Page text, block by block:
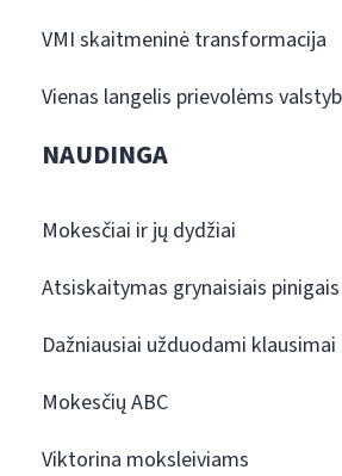
VMI skaitmeninė transformacija
Vienas langelis prievolėms
NAUDINGA
Mokesčiai ir jų dydžiai
Atsiskaitymas grynaisiais pinigais
Dažniausiai užduodami klausimai
Mokesčių ABC
Viktorina moksleiviams